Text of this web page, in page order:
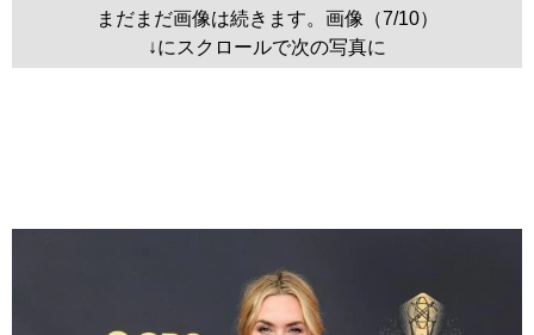
まだまだ画像は続きます。画像（7/10）
↓にスクロールで次の写真に